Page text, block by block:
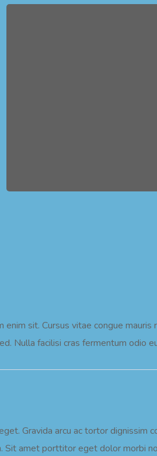
sit. Cursus vitae congue
Nulla facilisi cras fermentum odio
Gravida arcu ac tortor
Sit amet porttitor eget dolor morbi